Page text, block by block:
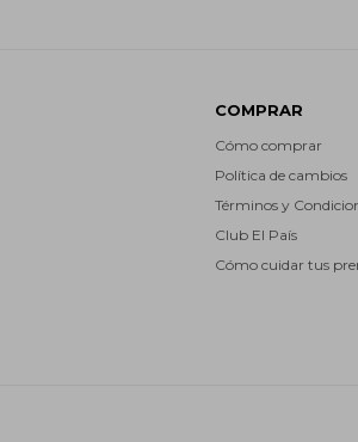
COMPRAR
Cómo comprar
Política de cambios
Términos y
Club El País
Cómo cuidar tus